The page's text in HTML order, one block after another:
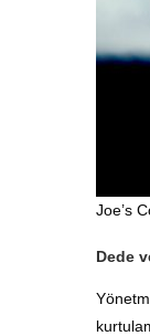
Joe’s
Dede